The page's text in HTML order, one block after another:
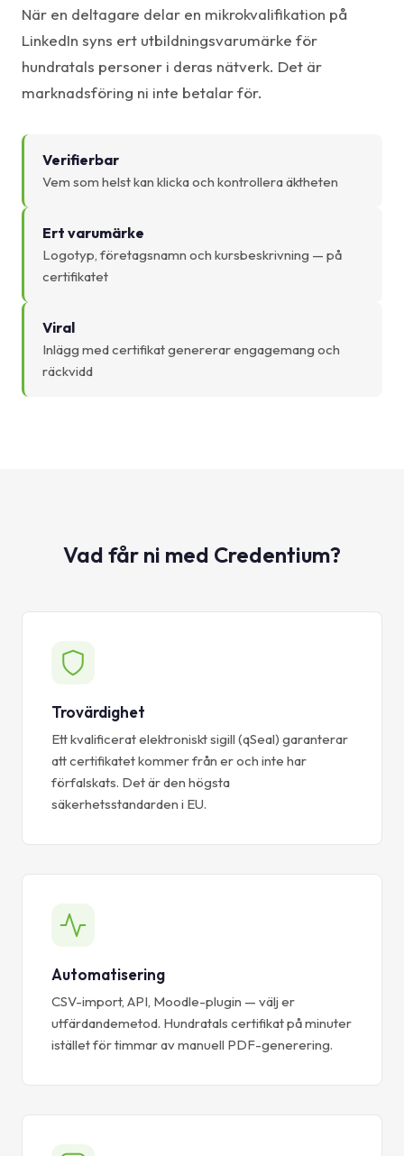
När en deltagare delar en mikrokvalifikation på
LinkedIn syns ert utbildningsvarumärke för
hundratals personer i deras nätverk. Det är
marknadsföring ni inte betalar för.
Verifierbar
Vem som helst kan klicka och kontrollera äktheten
Ert varumärke
Logotyp, företagsnamn och kursbeskrivning — på
certifikatet
Viral
Inlägg med certifikat genererar engagemang och
räckvidd
Vad får ni med Credentium?
Trovärdighet
Ett kvalificerat elektroniskt sigill (qSeal) garanterar
att certifikatet kommer från er och inte har
förfalskats. Det är den högsta
säkerhetsstandarden i EU.
Automatisering
CSV-import, API, Moodle-plugin — välj er
utfärdandemetod. Hundratals certifikat på minuter
istället för timmar av manuell PDF-generering.